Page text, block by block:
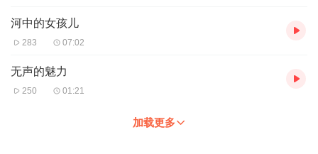
河中的女孩儿
283 07:02
无声的魅力
250 01:21
加载更多